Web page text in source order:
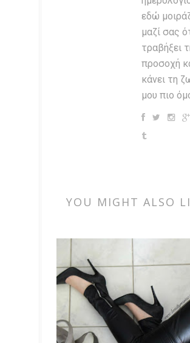
εδώ
μαζί σας
τραβήξει
προσοχή
κάνει τη
μου πιο
YOU MIGHT ALSO